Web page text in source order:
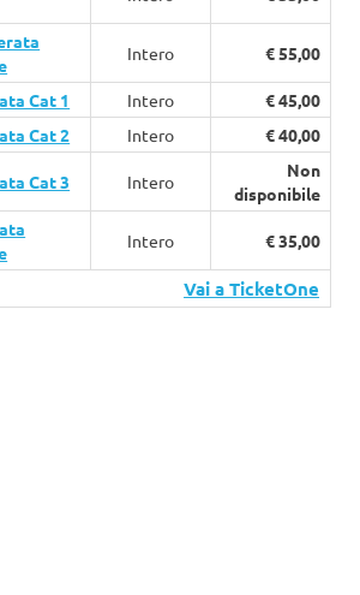
Intero € 55,00
Cat 1 Intero
€ 45,00
Cat 2
Intero € 40,00
Cat 3 Intero
Non
disponibile
Intero € 35,00
Vai a TicketOne